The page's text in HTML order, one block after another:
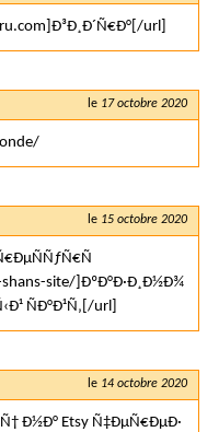
url]
le 17 octobre 2020
le 15 octobre 2020
site/]ÐºÐ°Ð·Ð¸Ð½Ð¾
ÑÐ°Ð¹Ñ‚[/url]
le 14 octobre 2020
Ð½Ð° Etsy Ñ‡ÐµÑ€ÐµÐ·